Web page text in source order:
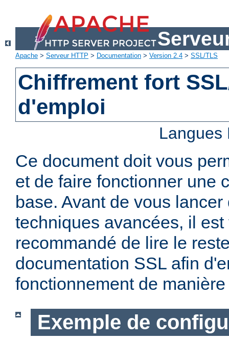
Apache > Serveur HTTP > Documentation > Version 2.4 > SSL/TLS
Chiffrement fort
d'emploi
Ce document doit vous
et de faire fonctionner une
base. Avant de vous
techniques avancées, il est
recommandé de lire le
documentation SSL afin
fonctionnement de
Exemple de